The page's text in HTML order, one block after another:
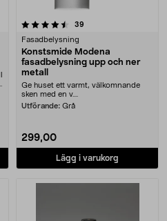
39
Fasadbelysning
Konstsmide Modena
fasadbelysning upp och ner
metall
Ge huset ett varmt, välkomnande
sken med en v....
Utförande: Grå
299,00
Lägg i varukorg